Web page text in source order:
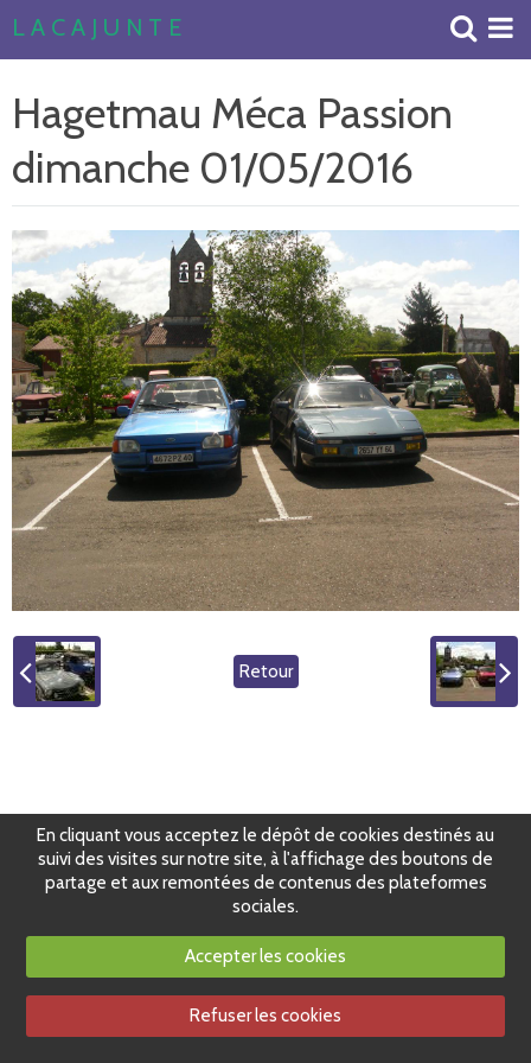
L A C A J U N T E
Accueil
Livre d'or
Album Photos
Hagetmau Méca Passion
dimanche 01/05/2016
Retour
En cliquant vous acceptez le dépôt de cookies destinés au
suivi des visites sur notre site, à l'affichage des boutons de
partage et aux remontées de contenus des plateformes
sociales.
Accepter les cookies
Refuser les cookies